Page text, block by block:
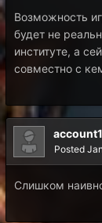
Возможность
будет не
институте, а
совместно с
account1
Posted
Слишком